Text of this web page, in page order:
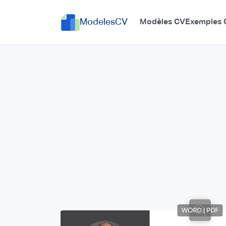
ModelesCV Modèles CVExemples